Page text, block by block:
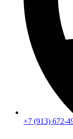
+7 (913) 672-